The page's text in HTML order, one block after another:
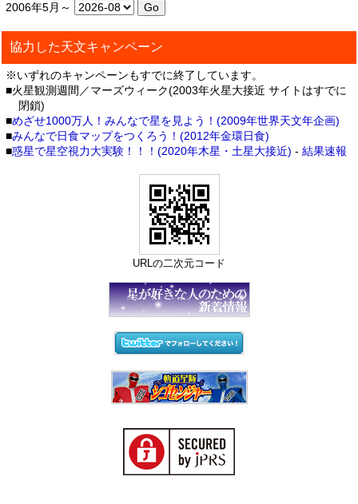
2006年5月～
協力した天文キャンペーン
※いずれのキャンペーンもすでに終了しています。
■火星観測週間／マーズウィーク(2003年火星大接近 サイトはすでに
閉鎖)
■めざせ1000万人！みんなで星を見よう！(2009年世界天文年企画)
■みんなで日食マップをつくろう！(2012年金環日食)
■惑星で星空視力大実験！！！(2020年木星・土星大接近) - 結果速報
URLの二次元コード